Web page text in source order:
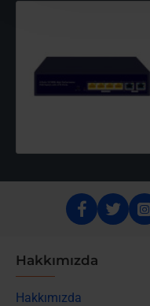
Hakkımızda
Hakkımızda